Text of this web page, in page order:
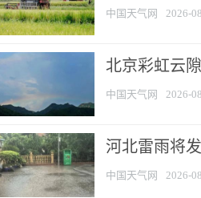
中国天气网 2026-
北京彩虹云
中国天气网 2026-
河北雷雨将
中国天气网 2026-